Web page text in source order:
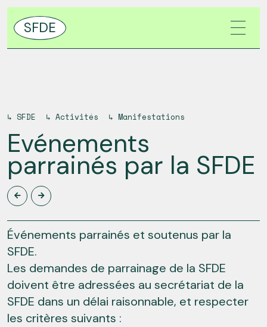
SFDE
↳ SFDE ↳ Activités ↳ Manifestations
Evénements
parrainés par la SFDE
Événements parrainés et soutenus par la
SFDE.
Les demandes de parrainage de la SFDE
doivent être adressées au secrétariat de la
SFDE dans un délai raisonnable, et respecter
les critères suivants :